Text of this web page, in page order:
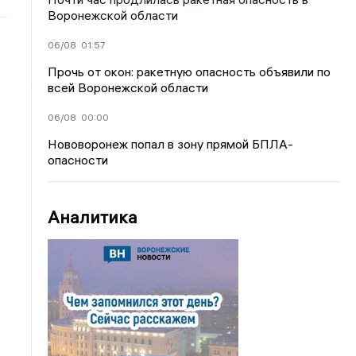
Воронежской области
06/08 01:57
Прочь от окон: ракетную опасность объявили по
всей Воронежской области
06/08 00:00
Нововоронеж попал в зону прямой БПЛА-
опасности
Аналитика